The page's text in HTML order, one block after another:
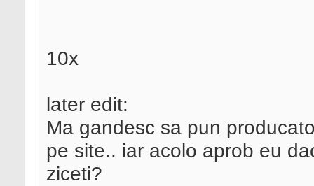
10x
later edit:
Ma gandesc sa pun
pe site.. iar acolo aprob eu
ziceti?